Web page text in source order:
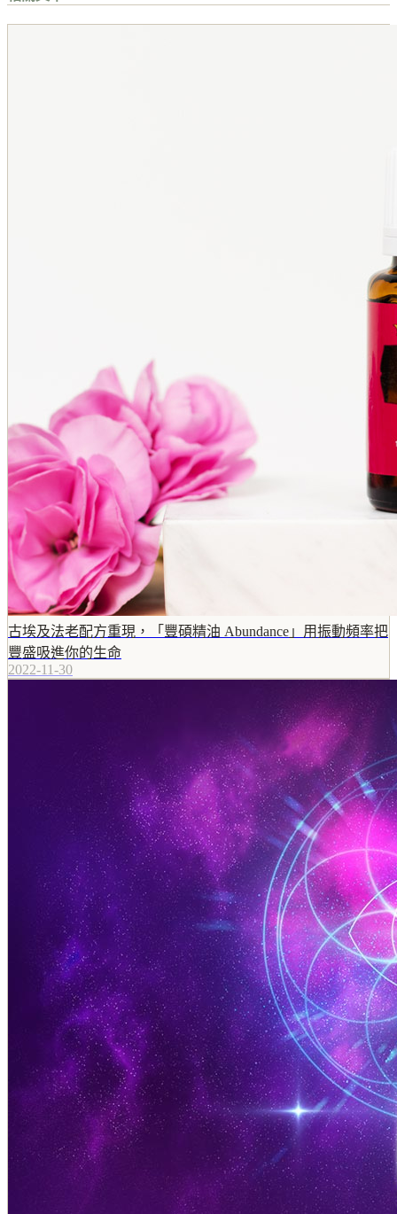
古埃及法老配方重現，「豐碩精油 Abundance」用振動頻率把
豐盛吸進你的生命
2022-11-30